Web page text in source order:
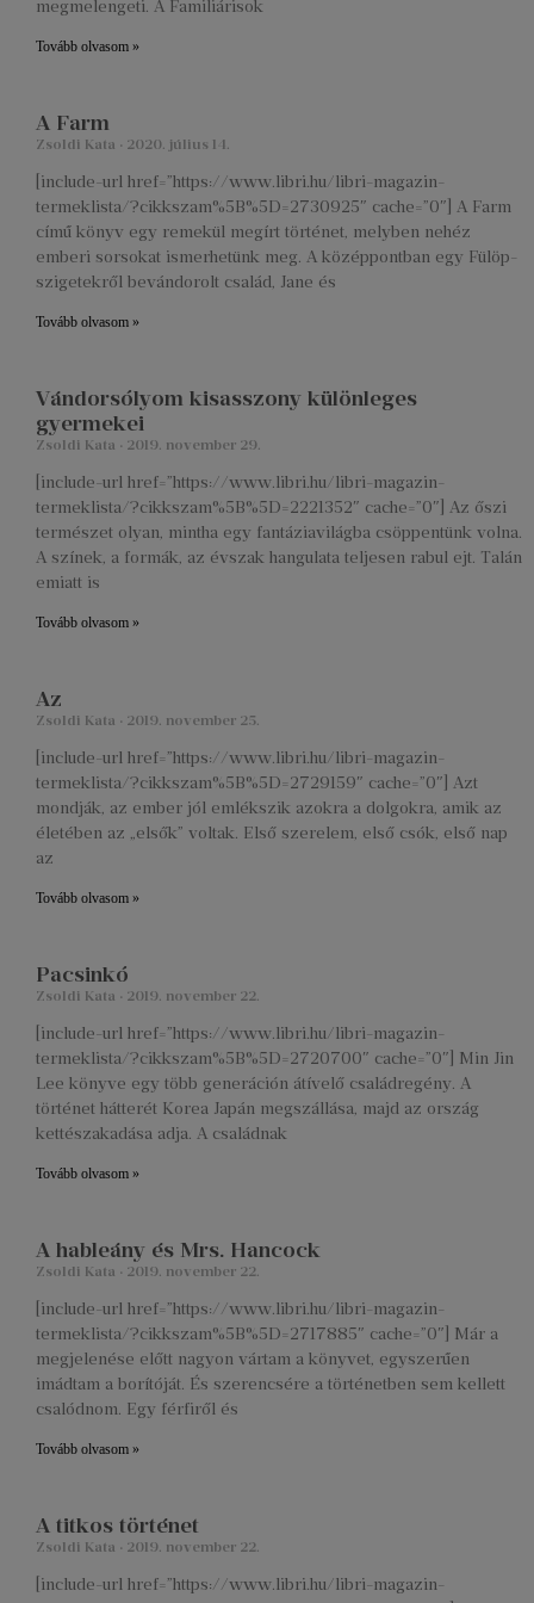
megmelengeti. A Familiárisok
Tovább olvasom »
A Farm
Zsoldi Kata 2020. július 14.
[include-url href=”https://www.libri.hu/libri-magazin-
termeklista/?cikkszam%5B%5D=2730925″ cache=”0″] A Farm
című könyv egy remekül megírt történet, melyben nehéz
emberi sorsokat ismerhetünk meg. A középpontban egy Fülöp-
szigetekről bevándorolt család, Jane és
Tovább olvasom »
Vándorsólyom kisasszony különleges
gyermekei
Zsoldi Kata 2019. november 29.
[include-url href=”https://www.libri.hu/libri-magazin-
termeklista/?cikkszam%5B%5D=2221352″ cache=”0″] Az őszi
természet olyan, mintha egy fantáziavilágba csöppentünk volna.
A színek, a formák, az évszak hangulata teljesen rabul ejt. Talán
emiatt is
Tovább olvasom »
Az
Zsoldi Kata 2019. november 25.
[include-url href=”https://www.libri.hu/libri-magazin-
termeklista/?cikkszam%5B%5D=2729159″ cache=”0″] Azt
mondják, az ember jól emlékszik azokra a dolgokra, amik az
életében az „elsők” voltak. Első szerelem, első csók, első nap
az
Tovább olvasom »
Pacsinkó
Zsoldi Kata 2019. november 22.
[include-url href=”https://www.libri.hu/libri-magazin-
termeklista/?cikkszam%5B%5D=2720700″ cache=”0″] Min Jin
Lee könyve egy több generáción átívelő családregény. A
történet hátterét Korea Japán megszállása, majd az ország
kettészakadása adja. A családnak
Tovább olvasom »
A hableány és Mrs. Hancock
Zsoldi Kata 2019. november 22.
[include-url href=”https://www.libri.hu/libri-magazin-
termeklista/?cikkszam%5B%5D=2717885″ cache=”0″] Már a
megjelenése előtt nagyon vártam a könyvet, egyszerűen
imádtam a borítóját. És szerencsére a történetben sem kellett
csalódnom. Egy férfiről és
Tovább olvasom »
A titkos történet
Zsoldi Kata 2019. november 22.
[include-url href=”https://www.libri.hu/libri-magazin-